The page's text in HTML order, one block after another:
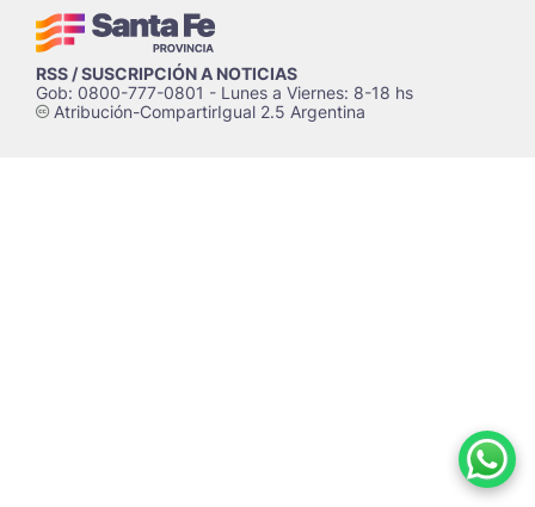
RSS / SUSCRIPCIÓN A NOTICIAS
Gob: 0800-777-0801 - Lunes a Viernes: 8-18 hs
cAtribución-CompartirIgual 2.5 Argentina